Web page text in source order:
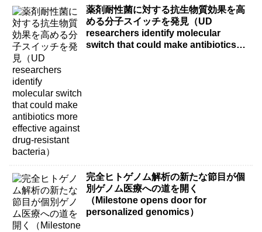
薬剤耐性菌に対する抗生物質効果を高
める分子スイッチを発見（UD
researchers identify molecular
switch that could make antibiotics
完全ヒトゲノム解析の新たな節目が個
別ゲノム医療への道を開く
（Milestone opens door for
personalized genomics）